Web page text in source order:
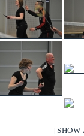
[SHOW